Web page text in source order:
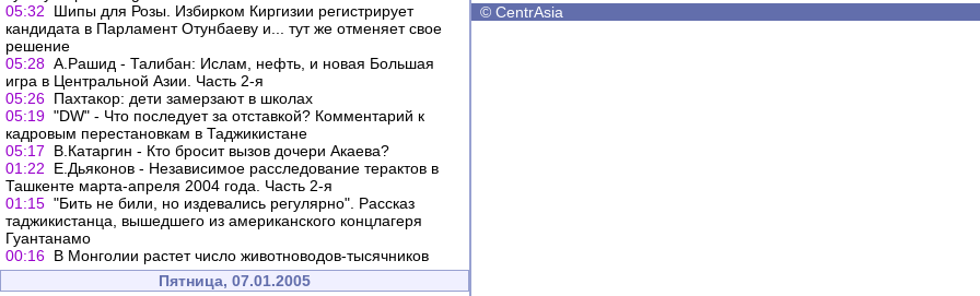
05:32
Шипы для Розы. Избирком Киргизии регистрирует
кандидата в Парламент Отунбаеву и... тут же отменяет свое
решение
05:28 А.Рашид - Талибан: Ислам, нефть, и новая Большая
игра в Центральной Азии. Часть 2-я
05:26 Пахтакор: дети замерзают в школах
05:19 "DW" - Что последует за отставкой? Комментарий к
кадровым перестановкам в Таджикистане
05:17
В.Катаргин - Кто бросит вызов дочери Акаева?
01:22
Е.Дьяконов - Независимое расследование терактов в
Ташкенте марта-апреля 2004 года. Часть 2-я
01:15 "Бить не били, но издевались регулярно". Рассказ
таджикистанца, вышедшего из американского концлагеря
Гуантанамо
00:16 В Монголии растет число животноводов-тысячников
Пятница, 07.01.2005
© CentrAsia